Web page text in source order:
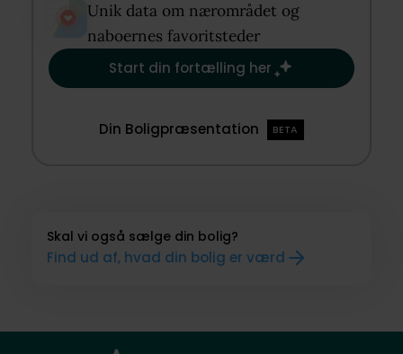
Unik data om nærområdet og
naboernes favoritsteder​
Start din fortælling her
Din Boligpræsentation BETA
Skal vi også sælge din bolig?
Find ud af, hvad din bolig er værd